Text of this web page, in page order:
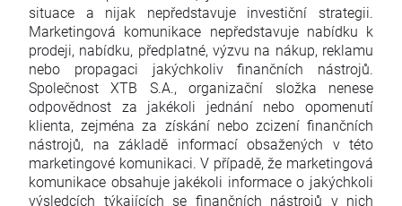
situace a nijak nepředstavuje investiční strategii.
Marketingová komunikace nepředstavuje nabídku k
prodeji, nabídku, předplatné, výzvu na nákup, reklamu
nebo propagaci jakýchkoliv finančních nástrojů.
Společnost XTB S.A., organizační složka nenese
odpovědnost za jakékoli jednání nebo opomenutí
klienta, zejména za získání nebo zcizení finančních
nástrojů, na základě informací obsažených v této
marketingové komunikaci. V případě, že marketingová
komunikace obsahuje jakékoli informace o jakýchkoli
výsledcích týkajících se finančních nástrojů v nich